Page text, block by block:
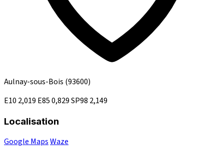
Aulnay-sous-Bois (93600)
E10 2,019 E850,829SP98 2,149
Localisation
Google MapsWaze